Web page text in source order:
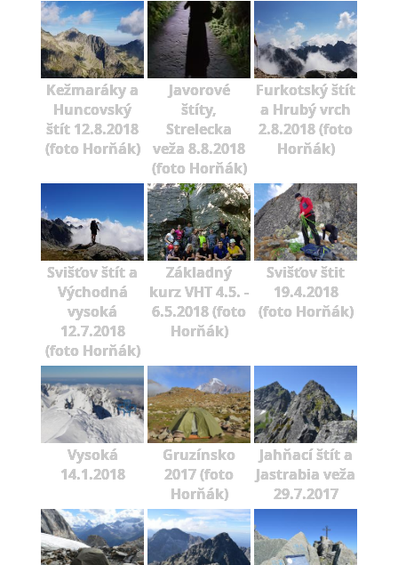
Kežmaráky a
Huncovský
štít 12.8.2018
(foto Horňák)
Javorové
štíty,
Strelecka
veža 8.8.2018
(foto Horňák)
Furkotský štít
a Hrubý vrch
2.8.2018 (foto
Horňák)
Svišťov štít a
Východná
vysoká
12.7.2018
(foto Horňák)
Základný
kurz VHT 4.5. -
6.5.2018 (foto
Horňák)
Svišťov štit
19.4.2018
(foto Horňák)
Vysoká
14.1.2018
Gruzínsko
2017 (foto
Horňák)
Jahňací štít a
Jastrabia veža
29.7.2017